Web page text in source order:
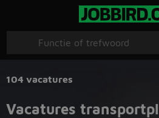
104 vacatures
Vacatures